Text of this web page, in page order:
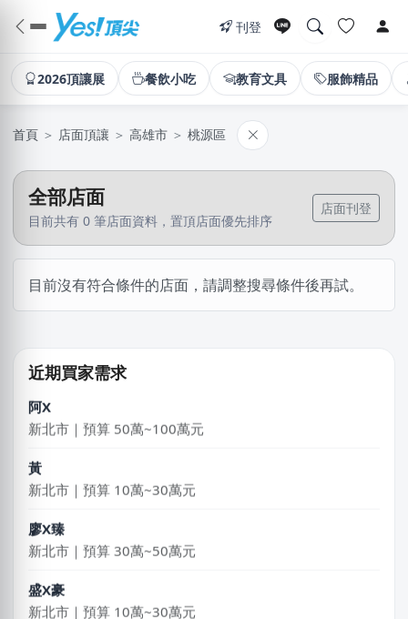
刊登
2026頂讓展 餐飲小吃 教育文具 服飾精品
首頁 ＞ 店面頂讓 ＞ 高雄市 ＞ 桃源區
全部店面
目前共有 0 筆店面資料，置頂店面優先排序
店面刊登
目前沒有符合條件的店面，請調整搜尋條件後再試。
近期買家需求
林X芷
高雄市｜預算 30萬~50萬元
阿X
新北市｜預算 50萬~100萬元
黃
新北市｜預算 10萬~30萬元
廖X臻
新北市｜預算 30萬~50萬元
盛X豪
新北市｜預算 10萬~30萬元